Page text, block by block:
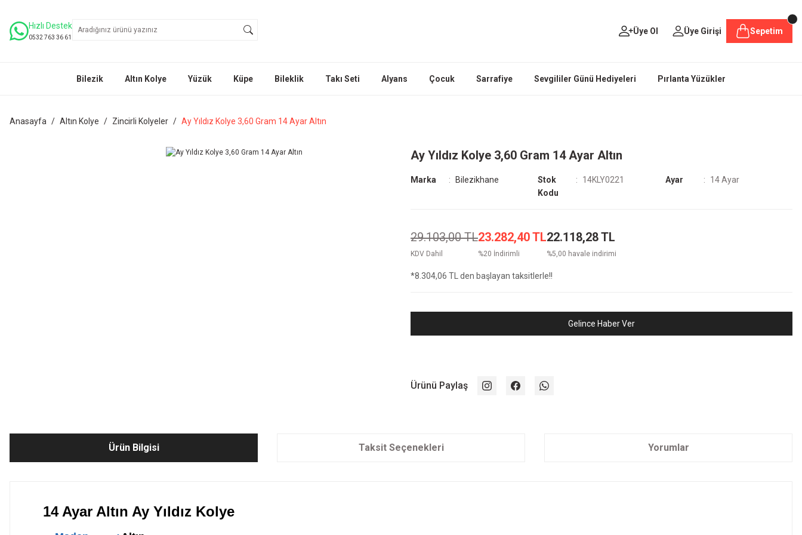
Hızlı Destek
0532 763 36 61
Üye Ol Üye Girişi Sepetim
Bilezik Altın Kolye Yüzük Küpe Bileklik Takı Seti Alyans Çocuk Sarrafiye Sevgililer Günü Hediyeleri Pırlanta Yüzükler
Anasayfa Altın Kolye Zincirli Kolyeler Ay Yıldız Kolye 3,60 Gram 14 Ayar Altın
Ay Yıldız Kolye 3,60 Gram 14 Ayar Altın
Marka Bilezikhane
Stok
Kodu
14KLY0221 Ayar 14 Ayar
29.103,00 TL
KDV Dahil
23.282,40 TL
%20 İndirimli
22.118,28 TL
%5,00 havale indirimi
*8.304,06 TL den başlayan taksitlerle!!
Gelince Haber Ver
Ürünü Paylaş
Ürün Bilgisi Taksit Seçenekleri Yorumlar
14 Ayar Altın Ay Yıldız Kolye